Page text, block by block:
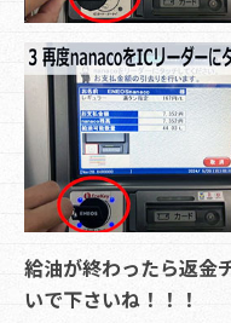
給油が終わったら返金
いで下さいね！！！